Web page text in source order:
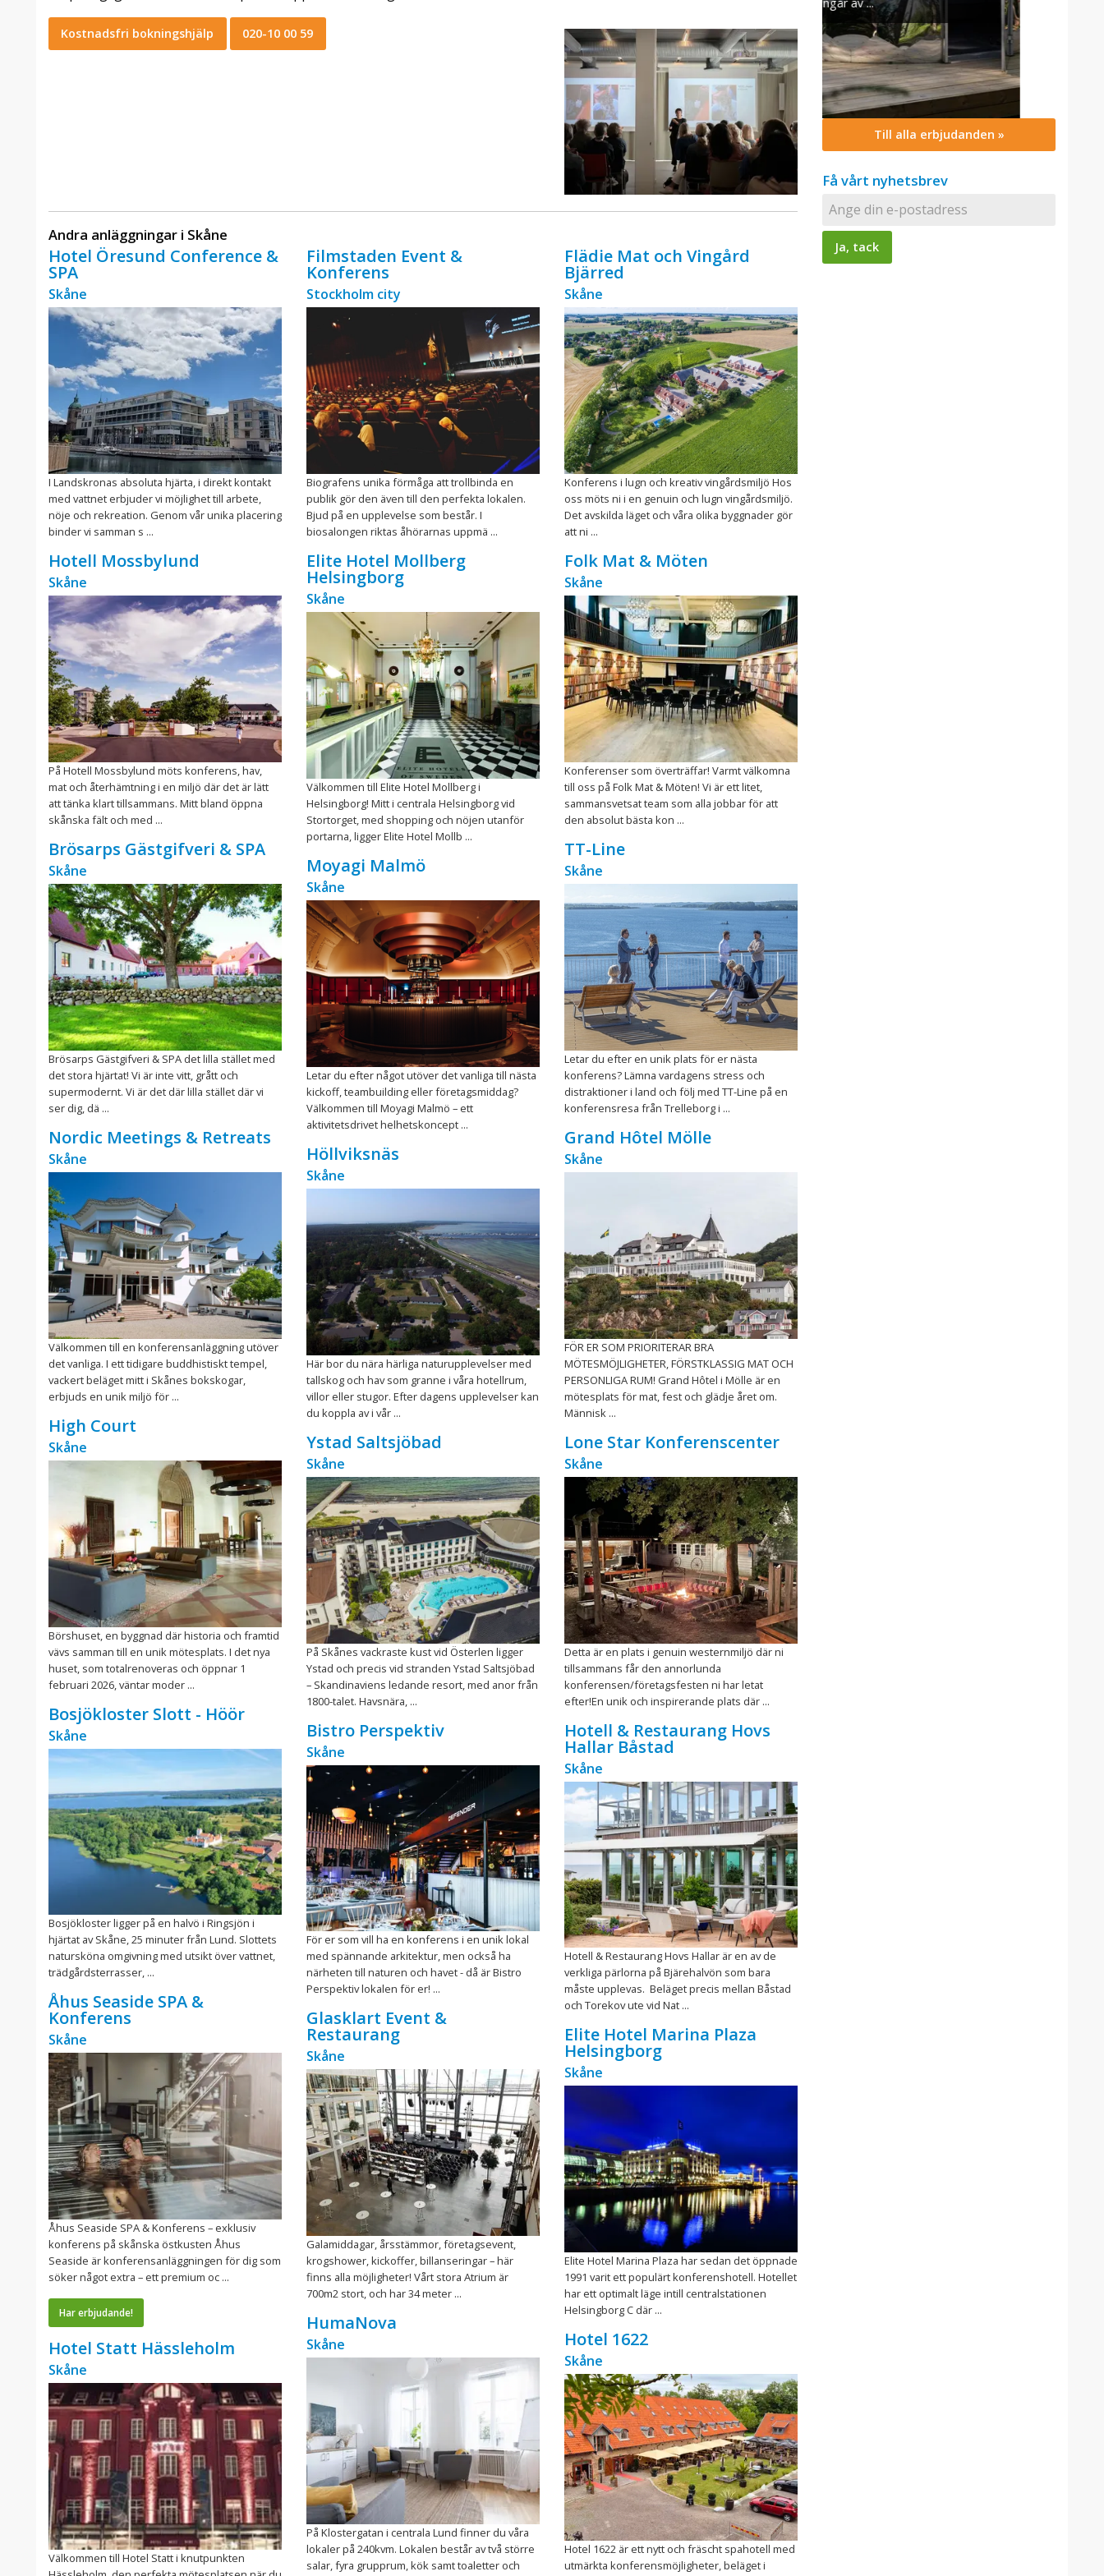
Kostnadsfri bokningshjälp 020-10 00 59
Andra anläggningar i Skåne
Hotel Öresund Conference &
SPA
Skåne
I Landskronas absoluta hjärta, i direkt kontakt
med vattnet erbjuder vi möjlighet till arbete,
nöje och rekreation. Genom vår unika placering
binder vi samman s ...
Hotell Mossbylund
Skåne
På Hotell Mossbylund möts konferens, hav,
mat och återhämtning i en miljö där det är lätt
att tänka klart tillsammans. Mitt bland öppna
skånska fält och med ...
Brösarps Gästgifveri & SPA
Skåne
Brösarps Gästgifveri & SPA det lilla stället med
det stora hjärtat! Vi är inte vitt, grått och
supermodernt. Vi är det där lilla stället där vi
ser dig, dä ...
Nordic Meetings & Retreats
Skåne
Välkommen till en konferensanläggning utöver
det vanliga. I ett tidigare buddhistiskt tempel,
vackert beläget mitt i Skånes bokskogar,
erbjuds en unik miljö för ...
High Court
Skåne
Börshuset, en byggnad där historia och framtid
vävs samman till en unik mötesplats. I det nya
huset, som totalrenoveras och öppnar 1
februari 2026, väntar moder ...
Bosjökloster Slott - Höör
Skåne
Bosjökloster ligger på en halvö i Ringsjön i
hjärtat av Skåne, 25 minuter från Lund. Slottets
natursköna omgivning med utsikt över vattnet,
trädgårdsterrasser, ...
Åhus Seaside SPA &
Konferens
Skåne
Åhus Seaside SPA & Konferens – exklusiv
konferens på skånska östkusten Åhus
Seaside är konferensanläggningen för dig som
söker något extra – ett premium oc ...
Har erbjudande!
Hotel Statt Hässleholm
Skåne
Välkommen till Hotel Statt i knutpunkten
Filmstaden Event &
Konferens
Stockholm city
Biografens unika förmåga att trollbinda en
publik gör den även till den perfekta lokalen.
Bjud på en upplevelse som består. I
biosalongen riktas åhörarnas uppmä ...
Elite Hotel Mollberg
Helsingborg
Skåne
Välkommen till Elite Hotel Mollberg i
Helsingborg! Mitt i centrala Helsingborg vid
Stortorget, med shopping och nöjen utanför
portarna, ligger Elite Hotel Mollb ...
Moyagi Malmö
Skåne
Letar du efter något utöver det vanliga till nästa
kickoff, teambuilding eller företagsmiddag?
Välkommen till Moyagi Malmö – ett
aktivitetsdrivet helhetskoncept ...
Höllviksnäs
Skåne
Här bor du nära härliga naturupplevelser med
tallskog och hav som granne i våra hotellrum,
villor eller stugor. Efter dagens upplevelser kan
du koppla av i vår ...
Ystad Saltsjöbad
Skåne
På Skånes vackraste kust vid Österlen ligger
Ystad och precis vid stranden Ystad Saltsjöbad
– Skandinaviens ledande resort, med anor från
1800-talet. Havsnära, ...
Bistro Perspektiv
Skåne
För er som vill ha en konferens i en unik lokal
med spännande arkitektur, men också ha
närheten till naturen och havet - då är Bistro
Perspektiv lokalen för er! ...
Glasklart Event &
Restaurang
Skåne
Galamiddagar, årsstämmor, företagsevent,
krogshower, kickoffer, billanseringar – här
finns alla möjligheter! Vårt stora Atrium är
700m2 stort, och har 34 meter ...
HumaNova
Skåne
På Klostergatan i centrala Lund finner du våra
lokaler på 240kvm. Lokalen består av två större
salar, fyra grupprum, kök samt toaletter och
Flädie Mat och Vingård
Bjärred
Skåne
Konferens i lugn och kreativ vingårdsmiljö Hos
oss möts ni i en genuin och lugn vingårdsmiljö.
Det avskilda läget och våra olika byggnader gör
att ni ...
Folk Mat & Möten
Skåne
Konferenser som överträffar! Varmt välkomna
till oss på Folk Mat & Möten! Vi är ett litet,
sammansvetsat team som alla jobbar för att
den absolut bästa kon ...
TT-Line
Skåne
Letar du efter en unik plats för er nästa
konferens? Lämna vardagens stress och
distraktioner i land och följ med TT-Line på en
konferensresa från Trelleborg i ...
Grand Hôtel Mölle
Skåne
FÖR ER SOM PRIORITERAR BRA
MÖTESMÖJLIGHETER, FÖRSTKLASSIG MAT OCH
PERSONLIGA RUM! Grand Hôtel i Mölle är en
mötesplats för mat, fest och glädje året om.
Människ ...
Lone Star Konferenscenter
Skåne
Detta är en plats i genuin westernmiljö där ni
tillsammans får den annorlunda
konferensen/företagsfesten ni har letat
efter!En unik och inspirerande plats där ...
Hotell & Restaurang Hovs
Hallar Båstad
Skåne
Hotell & Restaurang Hovs Hallar är en av de
verkliga pärlorna på Bjärehalvön som bara
måste upplevas. Beläget precis mellan Båstad
och Torekov ute vid Nat ...
Elite Hotel Marina Plaza
Helsingborg
Skåne
Elite Hotel Marina Plaza har sedan det öppnade
1991 varit ett populärt konferenshotell. Hotellet
har ett optimalt läge intill centralstationen
Helsingborg C där ...
Hotel 1622
Skåne
Hotel 1622 är ett nytt och fräscht spahotell med
utmärkta konferensmöjligheter, beläget i
Till alla erbjudanden »
Få vårt nyhetsbrev